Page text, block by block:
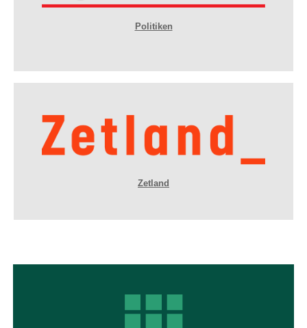
Politiken
Zetland